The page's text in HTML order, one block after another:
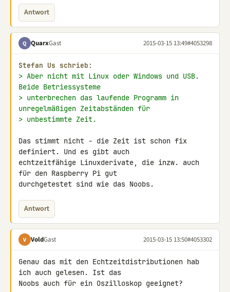
Antwort
Q QuarxGast 2015-03-15 13:49#4053298
Stefan Us schrieb:
> Aber nicht mit Linux oder Windows und USB.
Beide Betriessysteme
> unterbrechen das laufende Programm in
unregelmäßigen Zeitabständen für
> unbestimmte Zeit.
Das stimmt nicht - die Zeit ist schon fix
definiert. Und es gibt auch
echtzeitfähige Linuxderivate, die inzw. auch
für den Raspberry Pi gut
durchgetestet sind wie das Noobs.
Antwort
V VoldGast 2015-03-15 13:50#4053302
Genau das mit den Echtzeitdistributionen hab
ich auch gelesen. Ist das
Noobs auch für ein Oszilloskop geeignet?